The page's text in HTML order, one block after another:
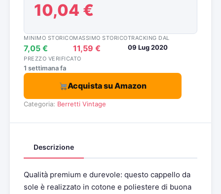
10,04 €
MINIMO STORICO
7,05 €
MASSIMO STORICO
11,59 €
TRACKING DAL
09 Lug 2020
PREZZO VERIFICATO
1 settimana fa
Acquista su Amazon
Categoria: Berretti Vintage
Descrizione
Qualità premium e durevole: questo cappello da
sole è realizzato in cotone e poliestere di buona